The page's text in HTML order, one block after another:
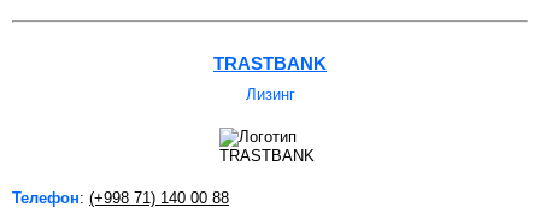
TRASTBANK
Лизинг
Телефон: (+998 71) 140 00 88